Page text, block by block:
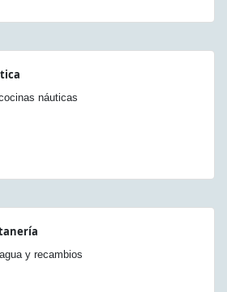
náuticas
y recambios